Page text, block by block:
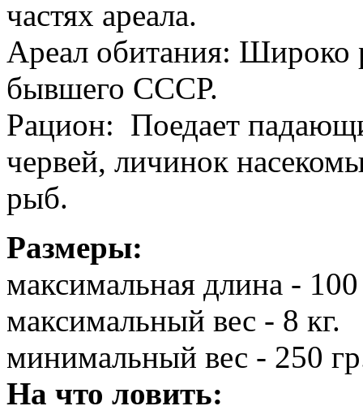
частях ареала.
Ареал обитания: Широко
бывшего СССР.
Рацион: Поедает
червей, личинок
рыб.
Размеры:
максимальная длина -
максимальный вес - 8 кг.
минимальный вес - 250
На что ловить: